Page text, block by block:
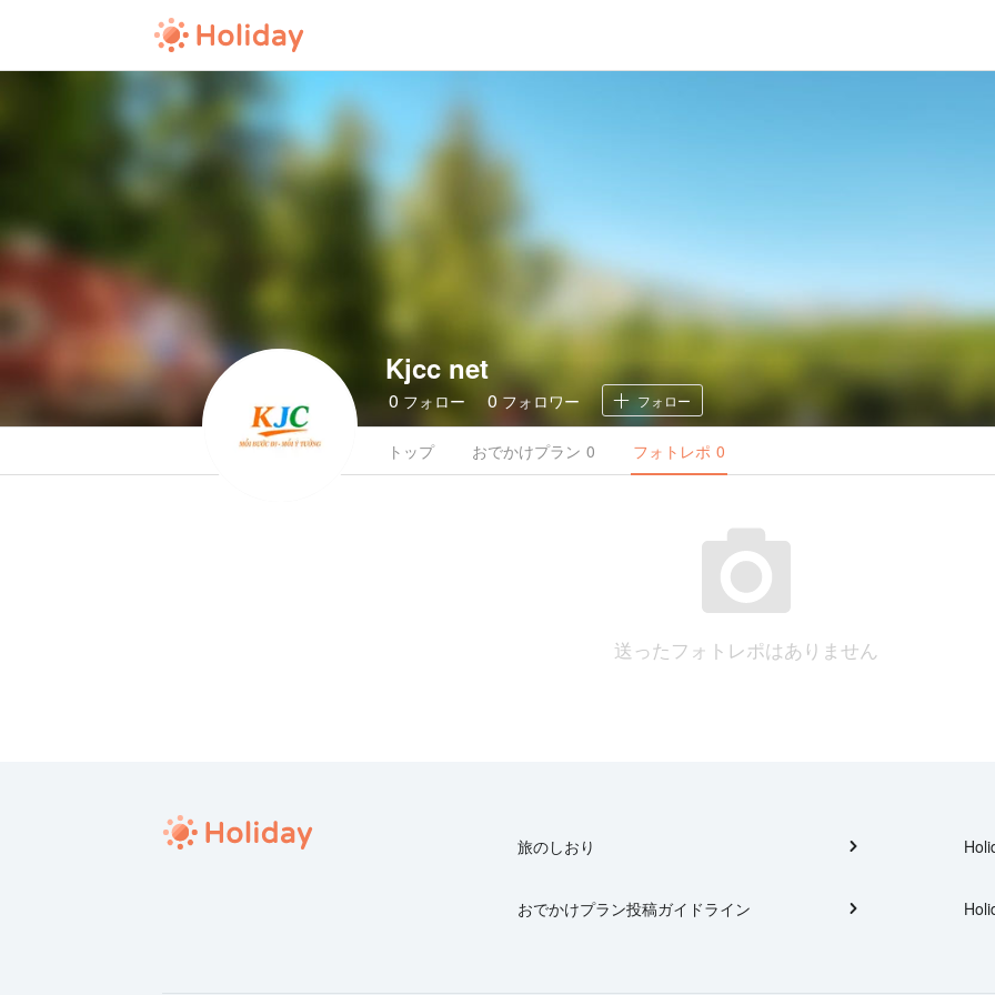
Kjcc net
0 フォロー 0 フォロワー フォロー
トップ おでかけプラン 0 フォトレポ 0
送ったフォトレポはありません
旅のしおり
おでかけプラン投稿ガイドライン